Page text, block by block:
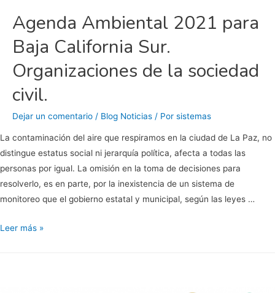
Agenda Ambiental 2021 para
Baja California Sur.
Organizaciones de la sociedad
civil.
Dejar un comentario / Blog Noticias / Por sistemas
La contaminación del aire que respiramos en la ciudad de La Paz, no
distingue estatus social ni jerarquía política, afecta a todas las
personas por igual. La omisión en la toma de decisiones para
resolverlo, es en parte, por la inexistencia de un sistema de
monitoreo que el gobierno estatal y municipal, según las leyes …
Agenda
Leer más »